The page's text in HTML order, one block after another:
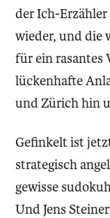
der Ich-Erzähler
wieder, und die
für ein rasantes
lückenhafte
und Zürich hin
Gefinkelt ist
strategisch
gewisse
Und Jens